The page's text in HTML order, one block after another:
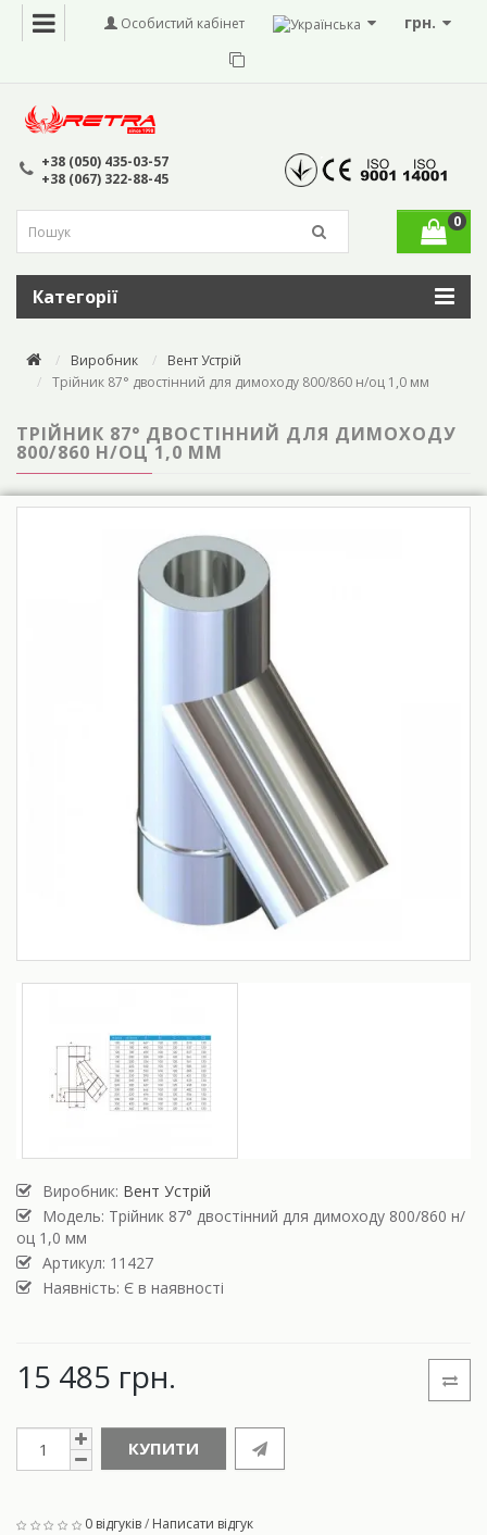
грн.
Особистий кабінет
+38 (050) 435-03-57
+38 (067) 322-88-45
0
Категорії
Виробник
Вент Устрій
Трійник 87° двостінний для димоходу 800/860 н/оц 1,0 мм
ТРІЙНИК 87° ДВОСТІННИЙ ДЛЯ ДИМОХОДУ
800/860 Н/ОЦ 1,0 ММ
Виробник: Вент Устрій
Модель: Трійник 87° двостінний для димоходу 800/860 н/
оц 1,0 мм
Артикул: 11427
Наявність: Є в наявності
15 485 грн.
КУПИТИ
0 відгуків/ Написати відгук